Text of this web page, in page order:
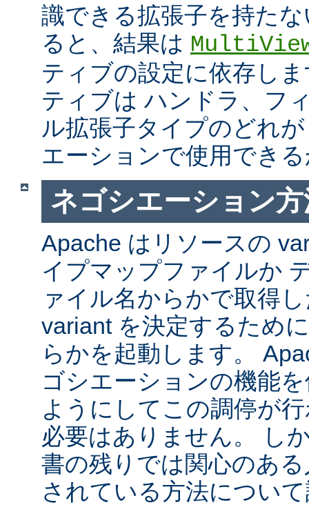
識できる拡張子を持た
ると、結果は
ティブの設定に依存し
ティブは ハンドラ、フ
ル拡張子タイプのどれ
エーションで使用でき
ネゴシエーション方
Apache はリソースの
イプマップファイルか
ァイル名からかで取得
variant を決定するため
らかを起動します。
ゴシエーションの機能
ようにしてこの調停が
必要はありません。 し
書の残りでは関心のあ
されている方法につい